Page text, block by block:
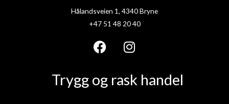
Hålandsveien 1, 4340 Bryne
+47 51 48 20 40
F
c
I
s
Trygg og rask handel